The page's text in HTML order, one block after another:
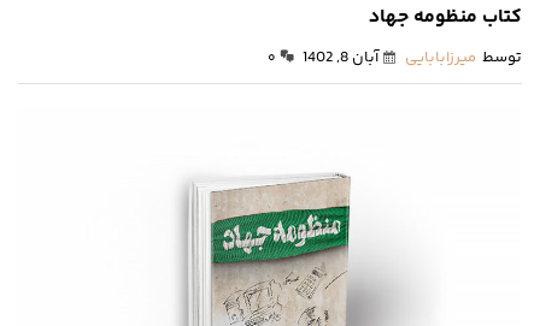
کتاب منظومه جهاد
توسط میرزابابایی آبان 8, 1402 ۰